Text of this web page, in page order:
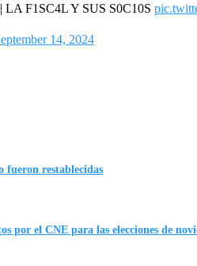
LA F1SC4L Y SUS S0C10S
14, 2024
fueron restablecidas
por el CNE para las elecciones de